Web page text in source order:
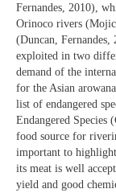
Fernandes, 2010),
Orinoco rivers
(Duncan,
exploited in two
demand of the
for the Asian
list of endangered
Endangered Species
food source for
important to
its meat is well
yield and good